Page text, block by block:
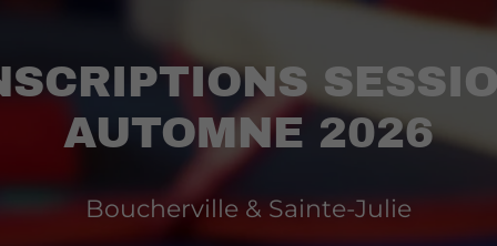
AUTOMNE 2026
Boucherville & Sainte-Julie